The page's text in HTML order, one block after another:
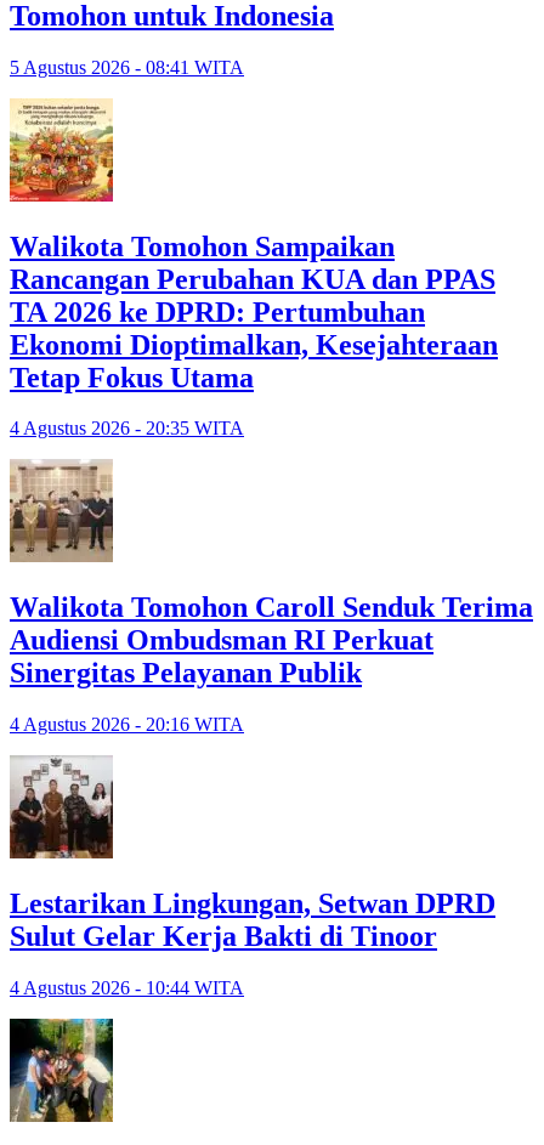
Tomohon untuk Indonesia
5 Agustus 2026 - 08:41 WITA
Walikota Tomohon Sampaikan
Rancangan Perubahan KUA dan PPAS
TA 2026 ke DPRD: Pertumbuhan
Ekonomi Dioptimalkan, Kesejahteraan
Tetap Fokus Utama
4 Agustus 2026 - 20:35 WITA
Walikota Tomohon Caroll Senduk Terima
Audiensi Ombudsman RI Perkuat
Sinergitas Pelayanan Publik
4 Agustus 2026 - 20:16 WITA
Lestarikan Lingkungan, Setwan DPRD
Sulut Gelar Kerja Bakti di Tinoor
4 Agustus 2026 - 10:44 WITA